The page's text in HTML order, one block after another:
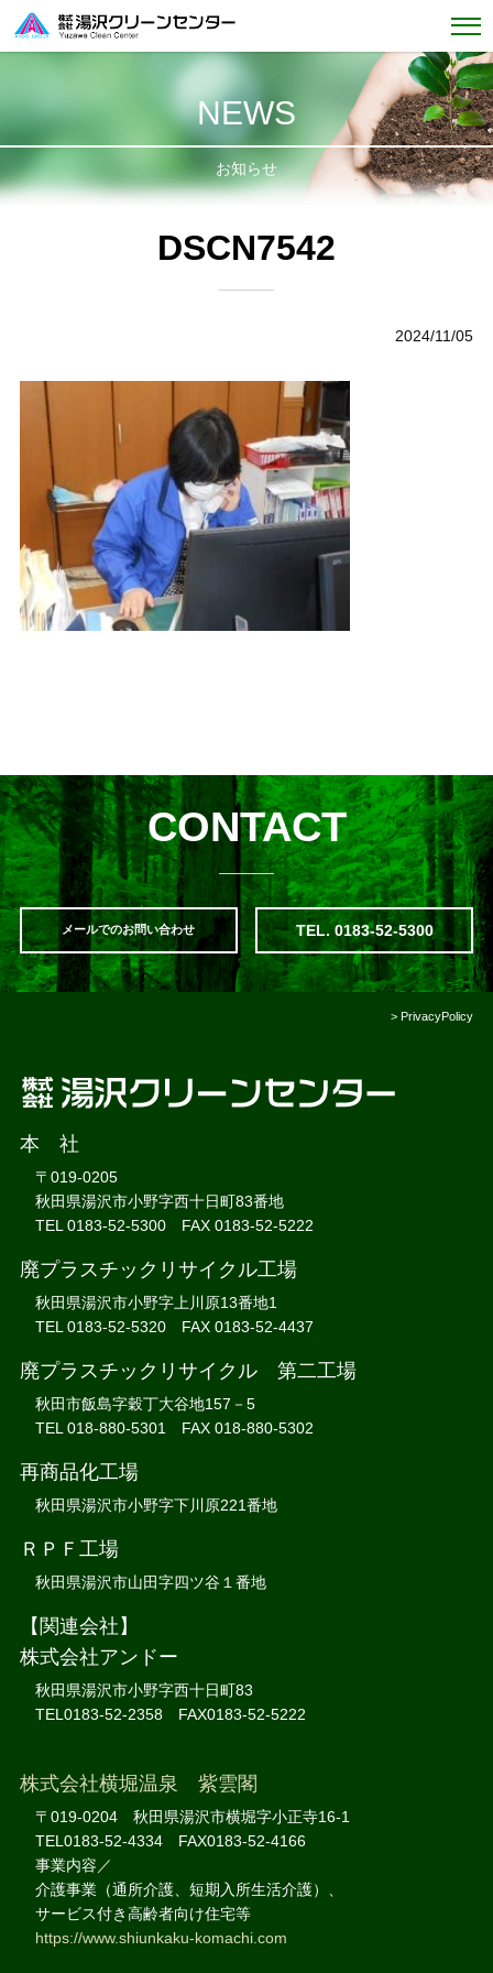
NEWS
お知らせ
DSCN7542
2024/11/05
CONTACT
メールでのお問い合わせ TEL. 0183-52-5300
>PrivacyPolicy
本 社
〒019-0205
秋田県湯沢市小野字西十日町83番地
TEL 0183-52-5300 FAX 0183-52-5222
廃プラスチックリサイクル工場
秋田県湯沢市小野字上川原13番地1
TEL 0183-52-5320 FAX 0183-52-4437
廃プラスチックリサイクル 第二工場
秋田市飯島字穀丁大谷地157－5
TEL 018-880-5301 FAX 018-880-5302
再商品化工場
秋田県湯沢市小野字下川原221番地
ＲＰＦ工場
秋田県湯沢市山田字四ツ谷１番地
【関連会社】
株式会社アンドー
秋田県湯沢市小野字西十日町83
TEL0183-52-2358 FAX0183-52-5222
株式会社横堀温泉 紫雲閣
〒019-0204 秋田県湯沢市横堀字小正寺16-1
TEL0183-52-4334 FAX0183-52-4166
事業内容／
介護事業（通所介護、短期入所生活介護）、
サービス付き高齢者向け住宅等
https://www.shiunkaku-komachi.com